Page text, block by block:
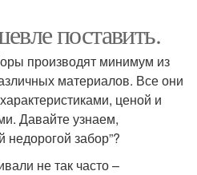
поставить.
производят минимум из
материалов. Все они
ценой и
Давайте узнаем,
недорогой забор”?
не так часто –